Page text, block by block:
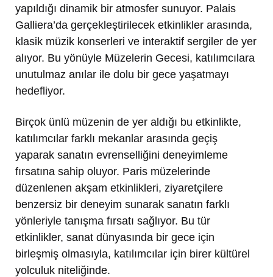
yapıldığı dinamik bir atmosfer sunuyor. Palais
Galliera’da gerçekleştirilecek etkinlikler arasında,
klasik müzik konserleri ve interaktif sergiler de yer
alıyor. Bu yönüyle Müzelerin Gecesi, katılımcılara
unutulmaz anılar ile dolu bir gece yaşatmayı
hedefliyor.
Birçok ünlü müzenin de yer aldığı bu etkinlikte,
katılımcılar farklı mekanlar arasında geçiş
yaparak sanatın evrenselliğini deneyimleme
fırsatına sahip oluyor. Paris müzelerinde
düzenlenen akşam etkinlikleri, ziyaretçilere
benzersiz bir deneyim sunarak sanatın farklı
yönleriyle tanışma fırsatı sağlıyor. Bu tür
etkinlikler, sanat dünyasında bir gece için
birleşmiş olmasıyla, katılımcılar için birer kültürel
yolculuk niteliğinde.